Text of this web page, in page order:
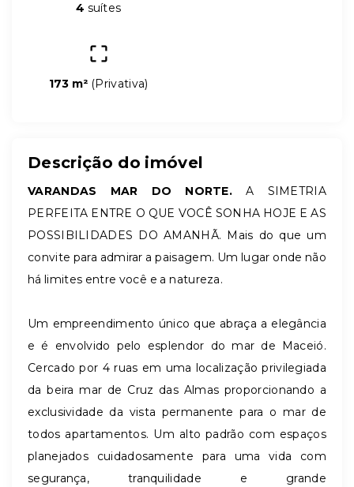
4 suítes
173 m² (Privativa)
Descrição do imóvel
VARANDAS MAR DO NORTE. A SIMETRIA
PERFEITA ENTRE O QUE VOCÊ SONHA HOJE E AS
POSSIBILIDADES DO AMANHÃ. Mais do que um
convite para admirar a paisagem. Um lugar onde não
há limites entre você e a natureza.
Um empreendimento único que abraça a elegância
e é envolvido pelo esplendor do mar de Maceió.
Cercado por 4 ruas em uma localização privilegiada
da beira mar de Cruz das Almas proporcionando a
exclusividade da vista permanente para o mar de
todos apartamentos. Um alto padrão com espaços
planejados cuidadosamente para uma vida com
segurança, tranquilidade e grande